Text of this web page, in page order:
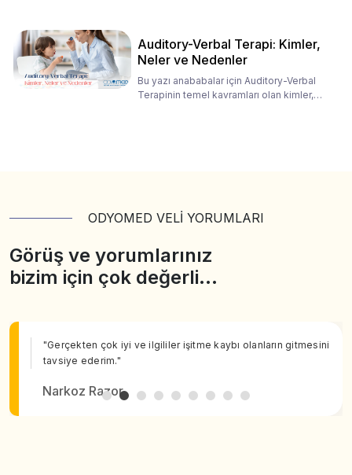
Auditory-Verbal Terapi: Kimler,
Neler ve Nedenler
Bu yazı anababalar için Auditory-Verbal
Terapinin temel kavramları olan kimler,
ODYOMED VELİ YORUMLARI
Görüş ve yorumlarınız
bizim için çok değerli…
"Gerçekten çok iyi ve ilgililer işitme kaybı olanların gitmesini
tavsiye ederim."
Narkoz Razor